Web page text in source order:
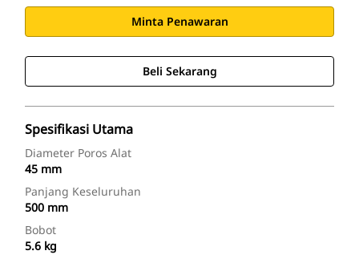
Minta Penawaran
Beli Sekarang
Spesifikasi Utama
Diameter Poros Alat
45 mm
Panjang Keseluruhan
500 mm
Bobot
5.6 kg